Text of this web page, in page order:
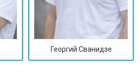
Георгий Сванидзе